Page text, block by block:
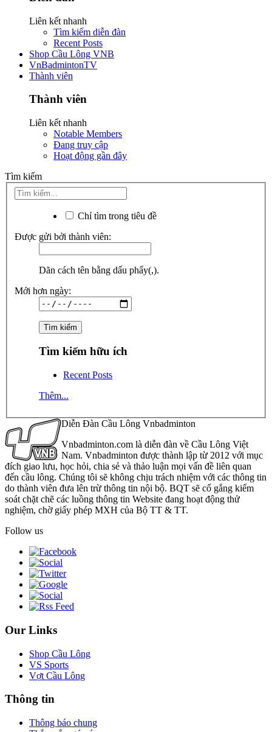
Liên kết nhanh
Tìm kiếm diễn đàn
Recent Posts
Shop Cầu Lông VNB
VnBadmintonTV
Thành viên
Thành viên
Liên kết nhanh
Notable Members
Đang truy cập
Hoạt động gần đây
Tìm kiếm
Chỉ tìm trong tiêu đề
Được gửi bởi thành viên:
Dãn cách tên bằng dấu phẩy(,).
Mới hơn ngày:
Tìm kiếm hữu ích
Recent Posts
Thêm...
Diễn Đàn Cầu Lông Vnbadminton
Vnbadminton.com là diễn đàn về Cầu Lông Việt
Nam. Vnbadminton được thành lập từ 2012 với mục
đích giao lưu, học hỏi, chia sẻ và thảo luận mọi vấn đề liên quan
đến cầu lông. Chúng tôi sẽ không chịu trách nhiệm với các thông tin
do thành viên đưa lên trừ thông tin nội bộ. BQT sẽ cố gắng kiểm
soát chặt chẽ các luồng thông tin Website đang hoạt động thử
nghiệm, chờ giấy phép MXH của Bộ TT & TT.
Follow us
Our Links
Shop Cầu Lông
VS Sports
Vợt Cầu Lông
Thông tin
Thông báo chung